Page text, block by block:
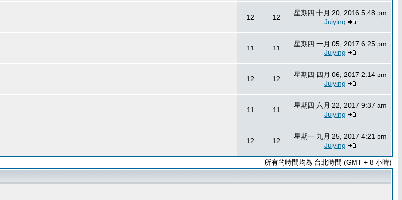
12 12
星期四 十月 20, 2016 5:48 pm
Juiying
11 11
星期四 一月 05, 2017 6:25 pm
Juiying
12 12
星期四 四月 06, 2017 2:14 pm
Juiying
11 11
星期四 六月 22, 2017 9:37 am
Juiying
12 12
星期一 九月 25, 2017 4:21 pm
Juiying
所有的時間均為 台北時間 (GMT + 8 小時)